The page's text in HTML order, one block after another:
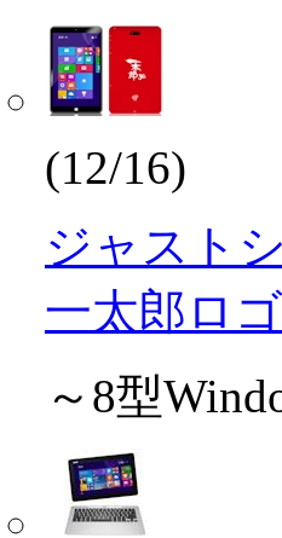
(12/16)
ジャスト
一太郎ロ
～8型